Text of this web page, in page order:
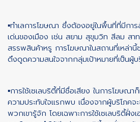
▪ทำเลการโฆษณา ซึ่งต้องอยู่ในพื้นที่ที่มีกา
เด่นของเมือง เช่น สยาม สุขุมวิท สีลม ส
สรรพสินค้าหรู การโฆษณาในสถานที่เหล่านี้
ดึงดูดความสนใจจากกลุ่มเป้าหมายที่เป็นผู้
▪การใช้เซเลบริตี้ที่มีชื่อเสียง ในการโฆษณ
ความประทับใจแรกพบ เนื่องจากผู้บริโภค
พวกเขารู้จัก โดยเฉพาะการใช้เซเลบริตี้ฝั่ง